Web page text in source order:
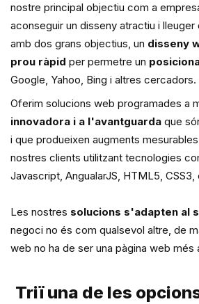
nostre principal objectiu com a
aconseguir un disseny atractiu i
amb dos grans objectius, un disseny
prou ràpid per permetre un
Google, Yahoo, Bing i altres cercadors.
Oferim solucions web programades a
innovadora i a l'avantguarda que
i que produeixen augments
nostres clients utilitzant tecnologies
Javascript, AngualarJS, HTML5, CSS3,
Les nostres solucions s'adapten al
negoci no és com qualsevol altre, de
web no ha de ser una pàgina web més
Triï una de les